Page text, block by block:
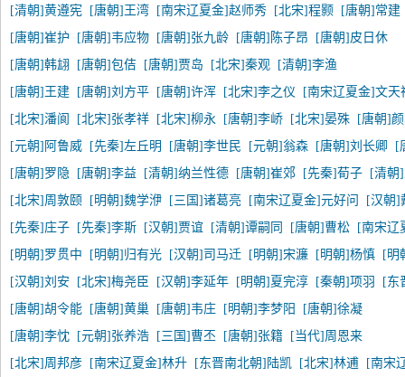
[清朝]黄遵宪
[唐朝]王湾 [南宋辽夏金]赵师秀 [北宋]程颢
[唐朝]常建
[唐朝]崔护
[唐朝]韦应物 [唐朝]张九龄 [唐朝]陈子昂
[唐朝]皮日休
[唐朝]韩翃
[唐朝]包佶 [唐朝]贾岛 [北宋]秦观
[清朝]李渔
[唐朝]王建
[唐朝]刘方平 [唐朝]许浑 [北宋]李之仪
[南宋辽夏金]文天
[北宋]潘阆
[北宋]张孝祥 [北宋]柳永 [唐朝]李峤 [北宋]晏殊
[唐朝]
[元朝]阿鲁威
[先秦]左丘明 [唐朝]李世民 [元朝]翁森 [唐朝]刘长卿
[
[唐朝]罗隐
[唐朝]李益 [清朝]纳兰性德 [唐朝]崔郊 [先秦]荀子
[清朝
[北宋]周敦颐
[明朝]魏学洢 [三国]诸葛亮 [南宋辽夏金]元好问
[汉朝]
[先秦]庄子
[先秦]李斯 [汉朝]贾谊 [清朝]谭嗣同 [唐朝]曹松
[南宋辽
[明朝]罗贯中
[明朝]归有光 [汉朝]司马迁 [明朝]宋濂 [明朝]杨慎
[明
[汉朝]刘安
[北宋]梅尧臣 [汉朝]李延年 [明朝]夏完淳 [秦朝]项羽
[东
[唐朝]胡令能
[唐朝]黄巢 [唐朝]韦庄 [明朝]李梦阳
[唐朝]徐凝
[唐朝]李忱
[元朝]张养浩 [三国]曹丕 [唐朝]张籍
[当代]周恩来
[北宋]周邦彦
[南宋辽夏金]林升 [东晋南北朝]陆凯 [北宋]林逋
[南宋